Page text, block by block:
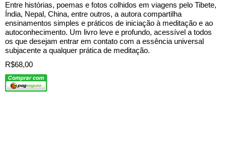
Entre histórias, poemas e fotos colhidos em viagens pelo Tibete,
Índia, Nepal, China, entre outros, a autora compartilha
ensinamentos simples e práticos de iniciação à meditação e ao
autoconhecimento. Um livro leve e profundo, acessível a todos
os que desejam entrar em contato com a essência universal
subjacente a qualquer prática de meditação.
R$68,00